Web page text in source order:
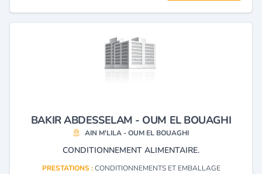
BAKIR ABDESSELAM - OUM EL BOUAGHI
AIN M'LILA - OUM EL BOUAGHI
CONDITIONNEMENT ALIMENTAIRE.
PRESTATIONS :CONDITIONNEMENTS ET EMBALLAGE